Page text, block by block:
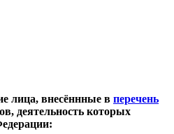
лица, внесённные в перечень
деятельность которых